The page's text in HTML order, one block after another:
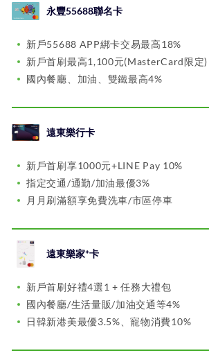
永豐55688聯名卡
新戶55688 APP綁卡交易最高18%
新戶首刷最高1,100元(MasterCard限定)
國內餐廳、加油、雙鐵最高4%
遠東樂行卡
新戶首刷享1000元+LINE Pay 10%
指定交通/通勤/加油最優3%
月月刷滿額享免費洗車/市區停車
遠東樂家⁺卡
新戶首刷好禮4選1 + 任務大禮包
國內餐廳/生活量販/加油交通等4%
日韓新港美最優3.5%、寵物消費10%